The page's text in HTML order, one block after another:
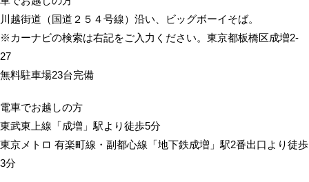
川越街道（国道２５４号線）沿い、ビッグボーイそば。
※カーナビの検索は右記をご入力ください。東京都板橋区成増2-
27
無料駐車場23台完備
電車でお越しの方
東武東上線「成増」駅より徒歩5分
東京メトロ 有楽町線・副都心線「地下鉄成増」駅2番出口より徒歩
3分